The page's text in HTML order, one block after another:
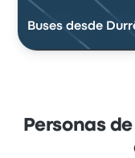
Buses desde
Personas